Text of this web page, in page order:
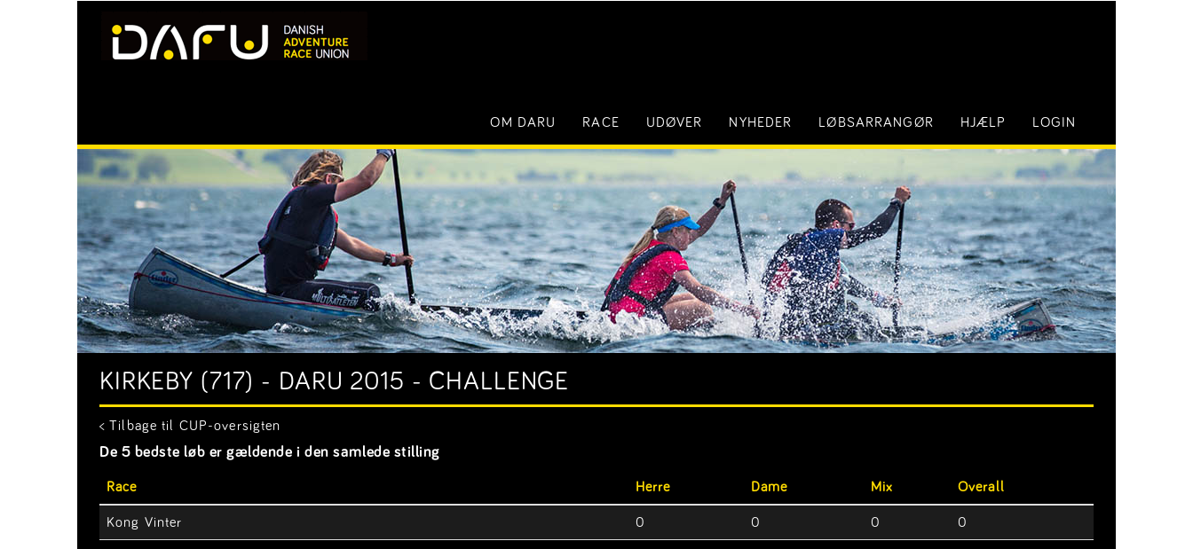
OM DARU RACE UDØVER NYHEDER LØBSARRANGØR HJÆLP LOGIN
KIRKEBY (717) - DARU 2015 - CHALLENGE
< Tilbage til CUP-oversigten
De 5 bedste løb er gældende i den samlede stilling
Race Herre Dame Mix Overall
Kong Vinter 0 0 0 0